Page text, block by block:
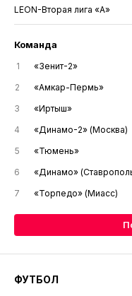
LEON-Вторая лига «А»
Команда
1 «Зенит-2»
2
«Амкар-Пермь»
3
«Иртыш»
4
«Динамо-2» (Москва)
5
«Тюмень»
6
«Динамо»
7
«Торпедо» (Миасс)
ФУТБОЛ